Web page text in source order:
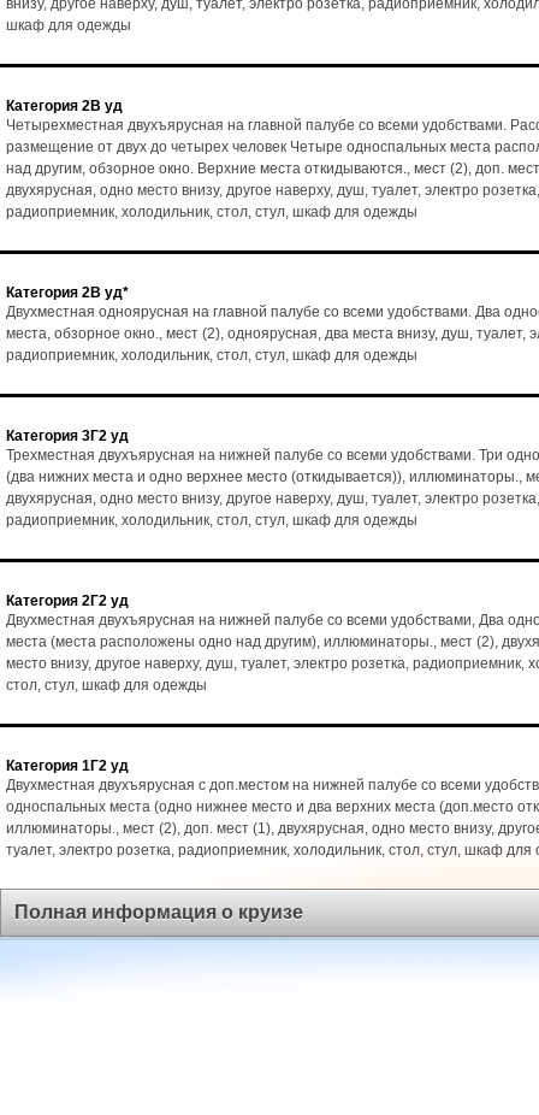
внизу, другое наверху, душ, туалет, электро розетка, радиоприемник,
шкаф для одежды
Категория 2В уд
Четырехместная двухъярусная на главной палубе со всеми удобствами.
размещение от двух до четырех человек Четыре односпальных места
над другим, обзорное окно. Верхние места откидываются., мест (2), доп.
двухярусная, одно место внизу, другое наверху, душ, туалет, электро розетка,
радиоприемник, холодильник, стол, стул, шкаф для одежды
Категория 2В уд*
Двухместная одноярусная на главной палубе со всеми удобствами. Два
места, обзорное окно., мест (2), одноярусная, два места внизу, душ, туалет,
радиоприемник, холодильник, стол, стул, шкаф для одежды
Категория 3Г2 уд
Трехместная двухъярусная на нижней палубе со всеми удобствами. Три
(два нижних места и одно верхнее место (откидывается)), иллюминаторы.,
двухярусная, одно место внизу, другое наверху, душ, туалет, электро розетка,
радиоприемник, холодильник, стол, стул, шкаф для одежды
Категория 2Г2 уд
Двухместная двухъярусная на нижней палубе со всеми удобствами, Два
места (места расположены одно над другим), иллюминаторы., мест (2),
место внизу, другое наверху, душ, туалет, электро розетка, радиоприемник,
стол, стул, шкаф для одежды
Категория 1Г2 уд
Двухместная двухъярусная с доп.местом на нижней палубе со всеми
односпальных места (одно нижнее место и два верхних места (доп.место
иллюминаторы., мест (2), доп. мест (1), двухярусная, одно место внизу,
туалет, электро розетка, радиоприемник, холодильник, стол, стул, шкаф
Полная информация о круизе